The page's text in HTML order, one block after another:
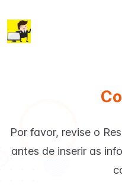
Por favor, revise o
antes de inserir as